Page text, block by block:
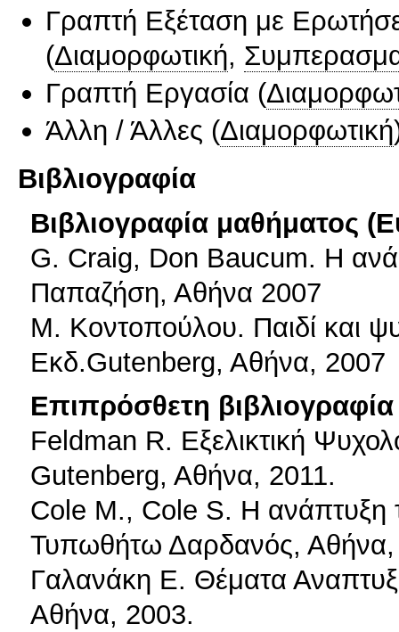
Γραπτή Εξέταση με
(Διαμορφωτική,
Γραπτή Εργασία (
Άλλη / Άλλες (Διαμορφωτική
Βιβλιογραφία
Βιβλιογραφία μαθήματος
G. Craig, Don Baucum. Η
Παπαζήση, Αθήνα 2007
Μ. Κοντοπούλου. Παιδί και
Εκδ.Gutenberg, Aθήνα, 2007
Επιπρόσθετη βιβλιογραφία
Feldman R. Εξελικτική
Gutenberg, Aθήνα, 2011.
Cole M., Cole S. Η ανάπτυξη
Τυπωθήτω Δαρδανός,
Γαλανάκη Ε. Θέματα
Αθήνα, 2003.